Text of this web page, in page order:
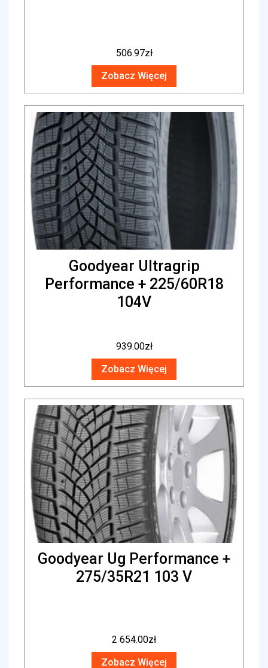
506.97zł
Zobacz Więcej
Goodyear Ultragrip
Performance + 225/60R18
104V
939.00zł
Zobacz Więcej
Goodyear Ug Performance +
275/35R21 103 V
2 654.00zł
Zobacz Więcej